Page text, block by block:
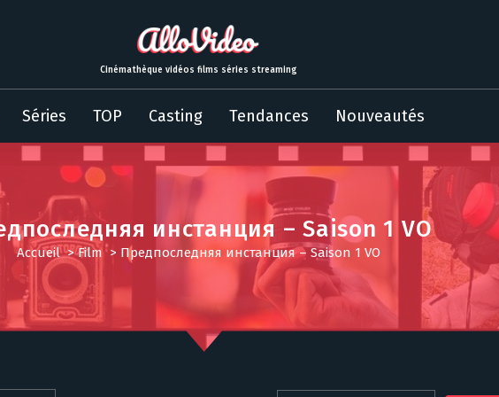
Cinémathèque vidéos films séries streaming
Séries TOP Casting Tendances Nouveautés
инстанция – Saison 1 VO
Accueil>Film > Предпоследняя инстанция – Saison 1 VO